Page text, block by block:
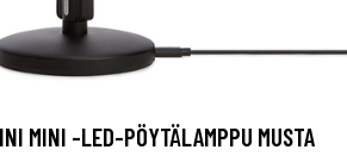
MINI -LED-PÖYTÄLAMPPU MUSTA